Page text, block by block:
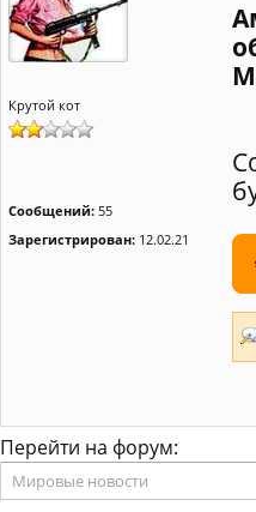
Крутой кот
Сообщений: 55
Зарегистрирован: 12.02.21
Перейти на форум: